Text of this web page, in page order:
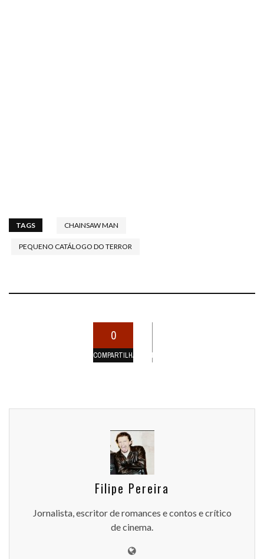
TAGS CHAINSAW MAN
PEQUENO CATÁLOGO DO TERROR
0
COMPARTILHAMENTOS
Filipe Pereira
Jornalista, escritor de romances e contos e crítico
de cinema.